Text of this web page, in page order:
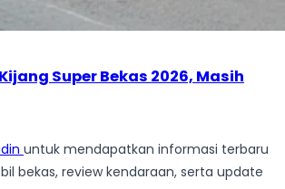
Super Bekas 2026, Masih
untuk mendapatkan informasi terbaru
bekas, review kendaraan, serta update